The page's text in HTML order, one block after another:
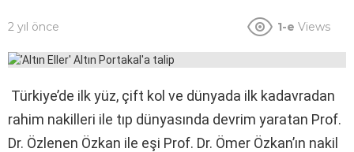
2 yıl önce 1-e Views
Türkiye’de ilk yüz, çift kol ve dünyada ilk kadavradan
rahim nakilleri ile tıp dünyasında devrim yaratan Prof.
Dr. Özlenen Özkan ile eşi Prof. Dr. Ömer Özkan’ın nakil